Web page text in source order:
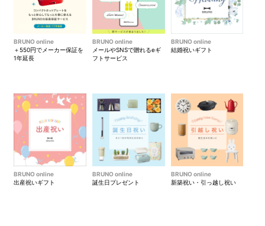
BRUNO online
＋550円でメーカー保証を
1年延長
BRUNO online
メールやSNSで贈れるeギ
フトサービス
BRUNO online
結婚祝いギフト
BRUNO online
出産祝いギフト
BRUNO online
誕生日プレゼント
BRUNO online
新築祝い・引っ越し祝い